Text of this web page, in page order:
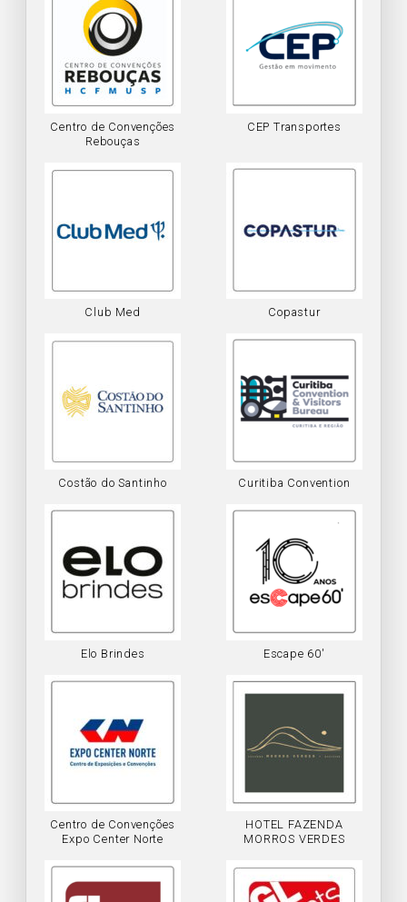
Centro de Convenções
Rebouças
CEP Transportes
Club Med Copastur
Costão do Santinho Curitiba Convention
Elo Brindes Escape 60′
Centro de Convenções
Expo Center Norte
HOTEL FAZENDA
MORROS VERDES